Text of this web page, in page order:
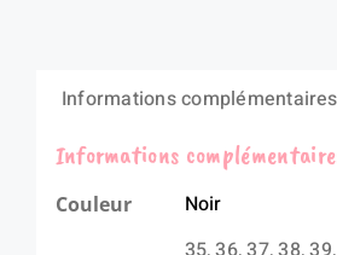
Informations complémentaires
Informations
Couleur Noir